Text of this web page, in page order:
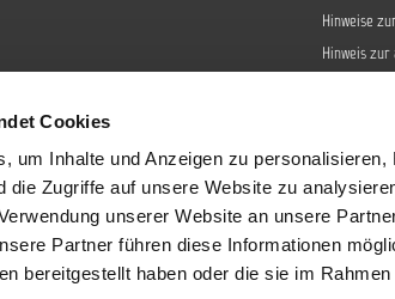
Cookies
um Inhalte und Anzeigen zu
die Zugriffe auf unsere Website zu
unserer Website an unsere
Partner führen diese Informationen
bereitgestellt haben oder die sie im
Hinweise
Hinweis
Datenschutz
AGB
Impressum